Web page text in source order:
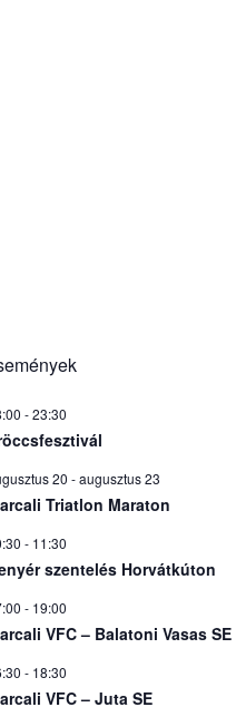
-23:30
20 -augusztus 23
Triatlon Maraton
- 11:30
szentelés Horvátkúton
- 19:00
VFC – Balatoni Vasas SE
- 18:30
VFC – Juta SE